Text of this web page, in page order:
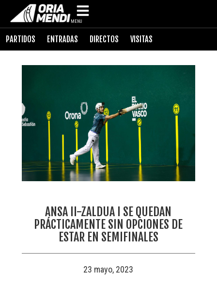
MENU
PARTIDOS ENTRADAS DIRECTOS VISITAS
ANSA II-ZALDUA I SE QUEDAN
PRÁCTICAMENTE SIN OPCIONES DE
ESTAR EN SEMIFINALES
23 mayo, 2023